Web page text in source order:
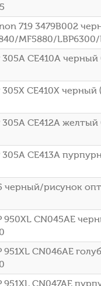
719 3479B002
MF5880/
CE410A черный
CE410X черный
CE412A желтый
CE413A
черный/рисунок
CN045AE
CN046AE
CN047AE